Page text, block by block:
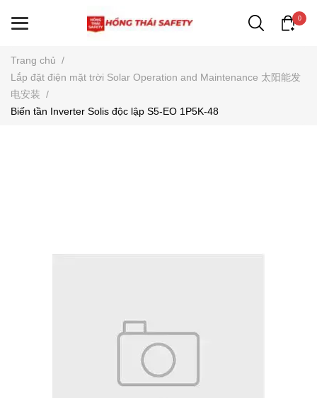
0
Trang chủ /
Lắp đặt điện mặt trời Solar Operation and Maintenance 太阳能发
电安装 /
Biến tần Inverter Solis độc lập S5-EO 1P5K-48